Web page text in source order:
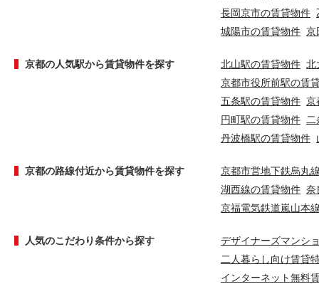
長岡京市の賃貸物件
城陽市の賃貸物件 京
京都の人気駅から賃貸物件を探す 北山駅の賃貸物件 北
京都市役所前駅の賃
五条駅の賃貸物件 京
円町駅の賃貸物件
丹波橋駅の賃貸物件
京都の路線付近から賃貸物件を探す
京都市営地下鉄烏丸
湖西線の賃貸物件 奈
京福電気鉄道嵐山本
人気のこだわり条件から探す
デザイナーズマンシ
二人暮らし向け賃貸
インターネット無料